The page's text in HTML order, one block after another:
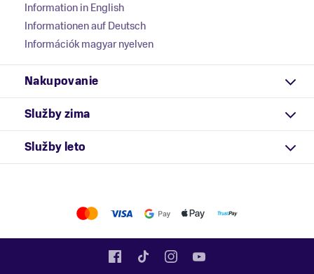
Information in English
Informationen auf Deutsch
Információk magyar nyelven
Nakupovanie
Služby zima
Služby leto